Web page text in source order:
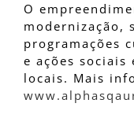
O
modernização,
programações
e ações sociais
locais. Mais